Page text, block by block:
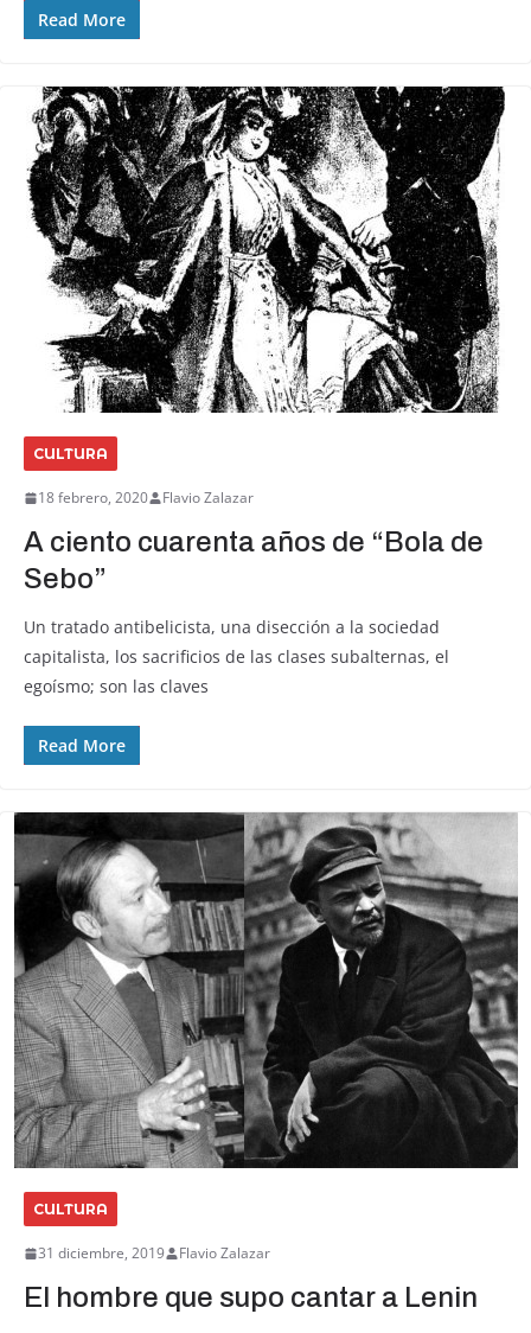
Read More
CULTURA
18 febrero, 2020 Flavio Zalazar
A ciento cuarenta años de “Bola de
Sebo”
Un tratado antibelicista, una disección a la sociedad
capitalista, los sacrificios de las clases subalternas, el
egoísmo; son las claves
Read More
CULTURA
31 diciembre, 2019 Flavio Zalazar
El hombre que supo cantar a Lenin